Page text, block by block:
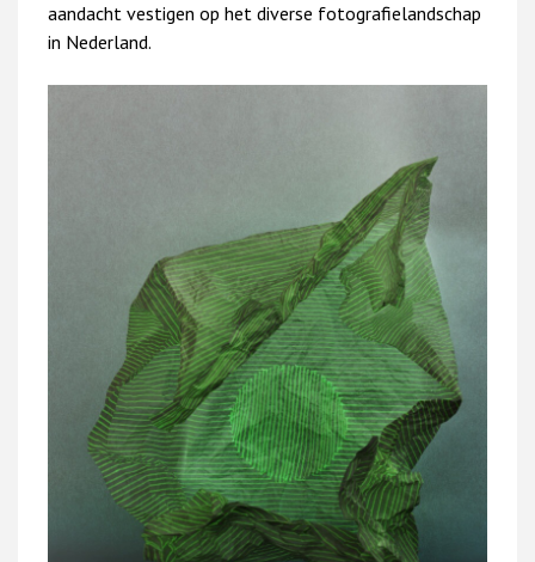
aandacht vestigen op het diverse fotografielandschap
in Nederland.